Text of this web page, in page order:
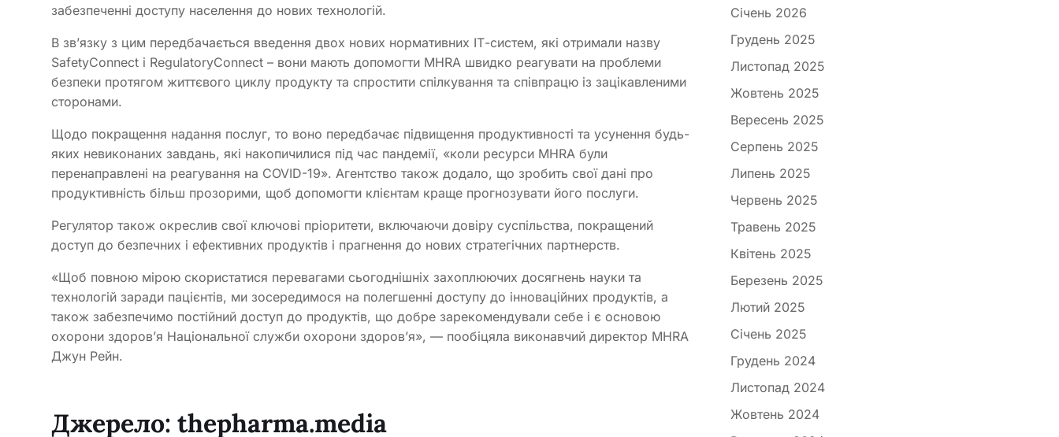
забезпеченні доступу населення до нових технологій.
В зв’язку з цим передбачається введення двох нових нормативних ІТ-систем, які отримали назву
SafetyConnect і RegulatoryConnect – вони мають допомогти MHRA швидко реагувати на проблеми
безпеки протягом життєвого циклу продукту та спростити спілкування та співпрацю із зацікавленими
сторонами.
Щодо покращення надання послуг, то воно передбачає підвищення продуктивності та усунення будь-
яких невиконаних завдань, які накопичилися під час пандемії, «коли ресурси MHRA були
перенаправлені на реагування на COVID-19». Агентство також додало, що зробить свої дані про
продуктивність більш прозорими, щоб допомогти клієнтам краще прогнозувати його послуги.
Регулятор також окреслив свої ключові пріоритети, включаючи довіру суспільства, покращений
доступ до безпечних і ефективних продуктів і прагнення до нових стратегічних партнерств.
«Щоб повною мірою скористатися перевагами сьогоднішніх захоплюючих досягнень науки та
технологій заради пацієнтів, ми зосередимося на полегшенні доступу до інноваційних продуктів, а
також забезпечимо постійний доступ до продуктів, що добре зарекомендували себе і є основою
охорони здоров’я Національної служби охорони здоров’я», — пообіцяла виконавчий директор MHRA
Джун Рейн.
Джерело: thepharma.media
Січень 2026
Грудень 2025
Листопад 2025
Жовтень 2025
Вересень 2025
Серпень 2025
Липень 2025
Червень 2025
Травень 2025
Квітень 2025
Березень 2025
Лютий 2025
Січень 2025
Грудень 2024
Листопад 2024
Жовтень 2024